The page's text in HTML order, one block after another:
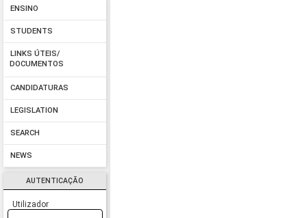
ENSINO
STUDENTS
LINKS ÚTEIS/
DOCUMENTOS
CANDIDATURAS
LEGISLATION
SEARCH
NEWS
AUTENTICAÇÃO
Utilizador